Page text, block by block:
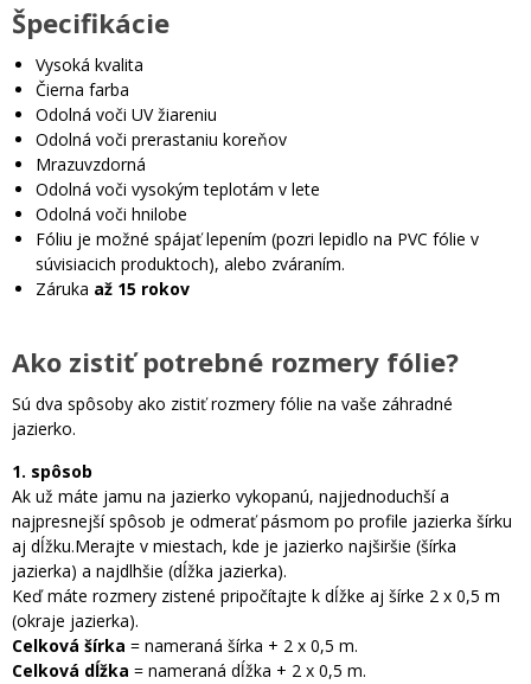
Špecifikácie
Vysoká kvalita
Čierna farba
Odolná voči UV žiareniu
Odolná voči prerastaniu koreňov
Mrazuvzdorná
Odolná voči vysokým teplotám v lete
Odolná voči hnilobe
Fóliu je možné spájať lepením (pozri lepidlo na PVC fólie v
súvisiacich produktoch), alebo zváraním.
Záruka až 15 rokov
Ako zistiť potrebné rozmery fólie?
Sú dva spôsoby ako zistiť rozmery fólie na vaše záhradné
jazierko.
1. spôsob
Ak už máte jamu na jazierko vykopanú, najjednoduchší a
najpresnejší spôsob je odmerať pásmom po profile jazierka šírku
aj dĺžku.Merajte v miestach, kde je jazierko najširšie (šírka
jazierka) a najdlhšie (dĺžka jazierka).
Keď máte rozmery zistené pripočítajte k dĺžke aj šírke 2 x 0,5 m
(okraje jazierka).
Celková šírka = nameraná šírka + 2 x 0,5 m.
Celková dĺžka = nameraná dĺžka + 2 x 0,5 m.